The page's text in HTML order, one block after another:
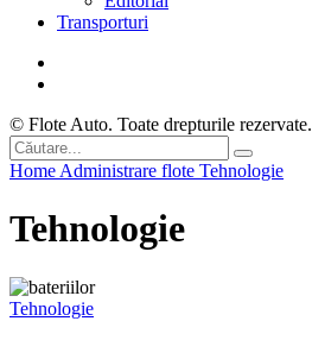
Transporturi
© Flote Auto. Toate drepturile rezervate.
Home Administrare flote Tehnologie
Tehnologie
Tehnologie